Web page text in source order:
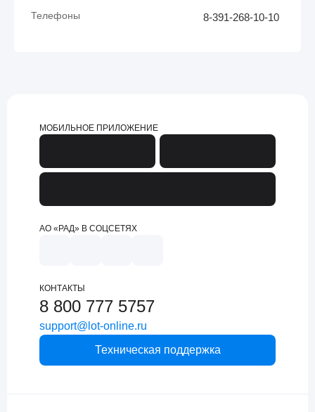
Телефоны 8-391-268-10-10
МОБИЛЬНОЕ ПРИЛОЖЕНИЕ
АО «РАД» В СОЦСЕТЯХ
КОНТАКТЫ
8 800 777 5757
support@lot-online.ru
Техническая поддержка